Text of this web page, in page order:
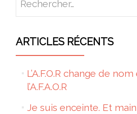
ARTICLES RÉCENTS
L’A.F.O.R change de
l’A.F.A.O.R
Je suis enceinte. Et